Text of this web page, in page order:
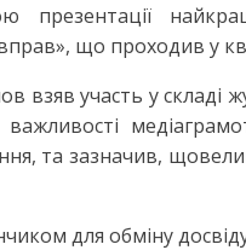
презентації
що проходив у
взяв участь у складі
та зазначив, що
для обміну